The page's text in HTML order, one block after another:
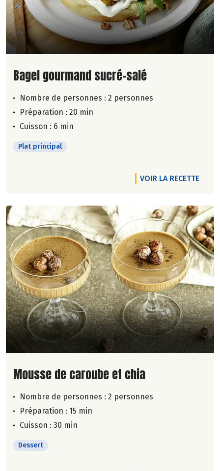
Lire la suite de la recette
Bagel gourmand sucré-salé
Nombre de personnes : 2 personnes
Préparation : 20 min
Cuisson : 6 min
Plat principal
VOIR LA RECETTE
Lire la suite de la recette
Mousse de caroube et chia
Nombre de personnes : 2 personnes
Préparation : 15 min
Cuisson : 30 min
Dessert